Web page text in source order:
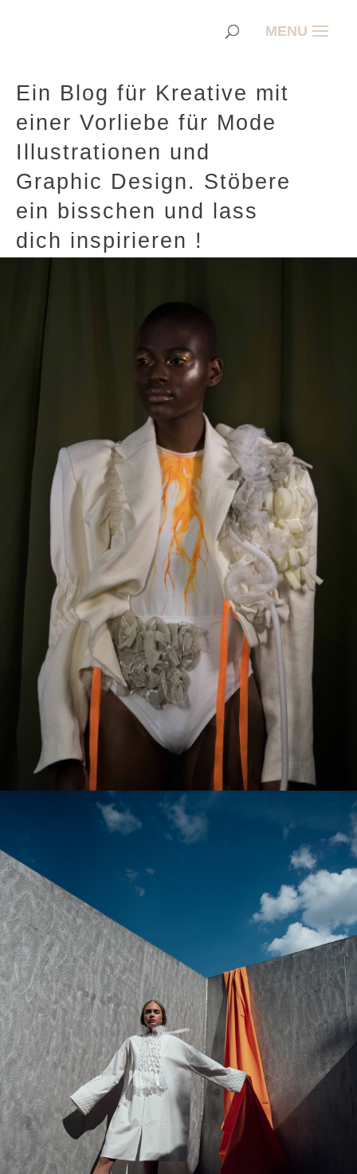
Ein Blog für Kreative mit
einer Vorliebe für Mode
Illustrationen und
Graphic Design. Stöbere
ein bisschen und lass
dich inspirieren !